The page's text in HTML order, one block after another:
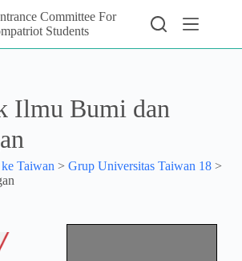
Committee For
Students
Ilmu Bumi dan
Taiwan >Grup Universitas Taiwan 18 >